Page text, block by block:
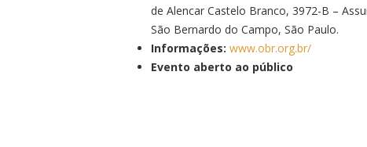
de Alencar Castelo Branco, 3972-B –
São Bernardo do Campo, São Paulo.
Informações: www.obr.org.br/
Evento aberto ao público